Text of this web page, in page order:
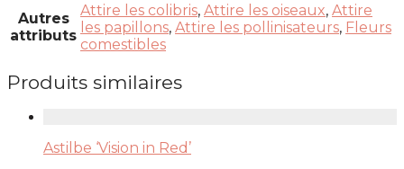
Autres
attributs
Attire les colibris, Attire les oiseaux, Attire
les papillons, Attire les pollinisateurs, Fleurs
comestibles
Produits similaires
Astilbe ‘Vision in Red’